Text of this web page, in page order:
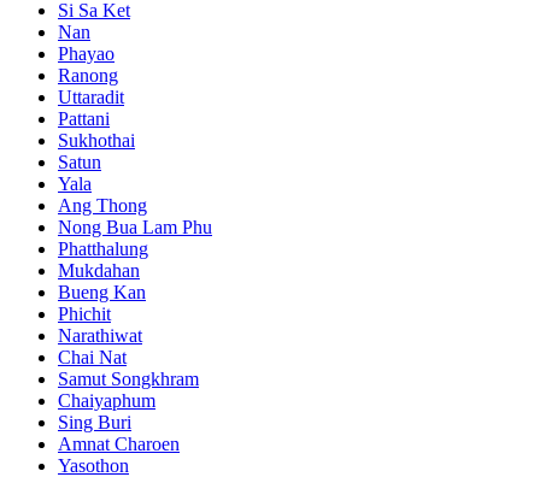
Si Sa Ket
Nan
Phayao
Ranong
Uttaradit
Pattani
Sukhothai
Satun
Yala
Ang Thong
Nong Bua Lam Phu
Phatthalung
Mukdahan
Bueng Kan
Phichit
Narathiwat
Chai Nat
Samut Songkhram
Chaiyaphum
Sing Buri
Amnat Charoen
Yasothon